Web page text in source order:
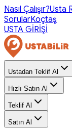
Nasıl Çalışır?Usta
SorularKoçtaş
USTA GİRİŞİ
Ustadan Teklif Al
Hızlı Satın Al
Teklif Al
Satın Al